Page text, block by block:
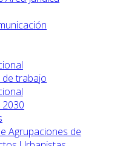
trabajo
Agrupaciones de